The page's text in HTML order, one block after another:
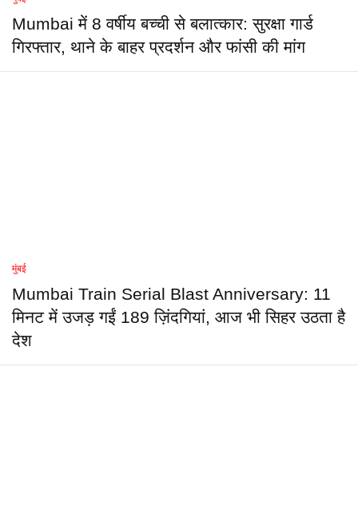
Mumbai में 8 वर्षीय बच्ची से बलात्कार: सुरक्षा गार्ड
गिरफ्तार, थाने के बाहर प्रदर्शन और फांसी की मांग
मुंबई
Mumbai Train Serial Blast Anniversary: 11
मिनट में उजड़ गईं 189 ज़िंदगियां, आज भी सिहर उठता है
देश